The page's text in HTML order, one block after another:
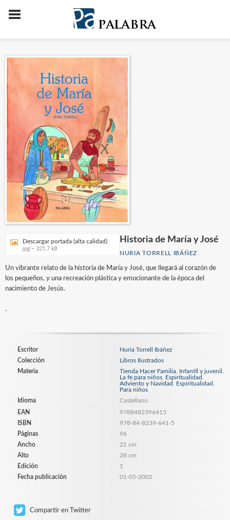
Descargar portada (alta calidad)
jpg ~ 325.7 kB
Historia de María y José
NURIA TORRELL IBÁÑEZ
Un vibrante relato de la historia de María y José, que llegará al corazón de
los pequeños, y una recreación plástica y emocionante de la época del
nacimiento de Jesús.
.
Escritor
Nuria Torrell Ibáñez
Colección
Libros Ilustrados
Materia
Tienda Hacer Familia, Infantil y juvenil.
La fe para niños, Espiritualidad.
Adviento y Navidad
Espiritualidad.
Para niños
Idioma
Castellano
EAN
9788482396415
ISBN
978-84-8239-641-5
Páginas
96
Ancho
21 cm
Alto
28 cm
Edición
1
Fecha publicación
01-05-2002
Compartir en Twitter